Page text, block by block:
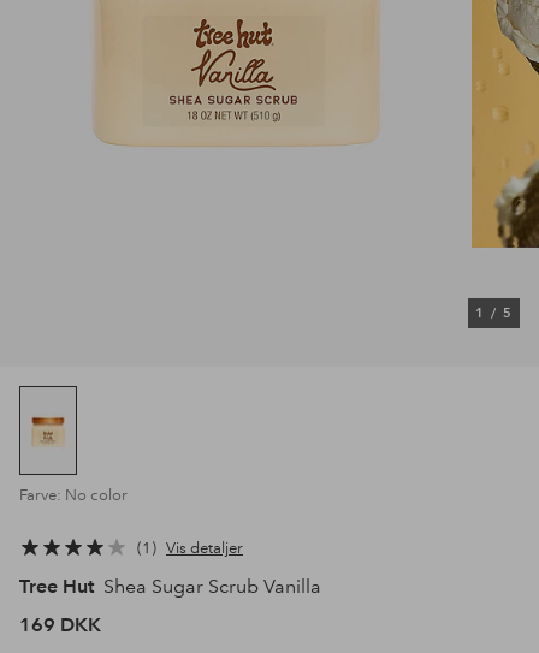
1 / 5
Farve: No color
1 Vis detaljer
Tree Hut Shea Sugar Scrub Vanilla
169 DKK